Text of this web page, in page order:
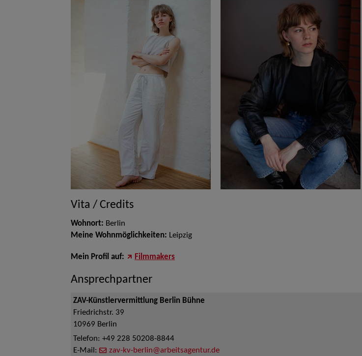
Vita / Credits
Wohnort: Berlin
Meine Wohnmöglichkeiten: Leipzig
Mein Profil auf: Filmmakers
Ansprechpartner
ZAV-Künstlervermittlung Berlin Bühne
Friedrichstr. 39
10969 Berlin
Telefon: +49 228 50208-8844
E-Mail:
zav-kv-berlin@arbeitsagentur.de